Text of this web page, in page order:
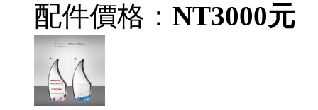
配件價格： NT3000元